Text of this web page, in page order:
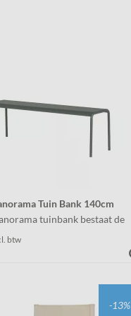
Tuin Bank 140cm
tuinbank bestaat de
een metalen plaat die om het
is. Comfort en
btw
-13%